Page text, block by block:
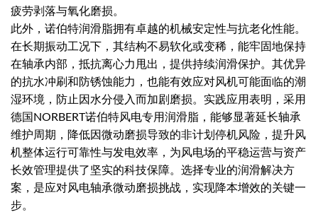
疲劳剥落与氧化磨损。
此外，诺伯特润滑脂拥有卓越的机械安定性与抗老化性能。
在长期振动工况下，其结构不易软化或变稀，能牢固地保持
在轴承内部，抵抗离心力甩出，提供持续润滑保护。其优异
的抗水冲刷和防锈蚀能力，也能有效应对风机可能面临的潮
湿环境，防止因水分侵入而加剧磨损。实践应用表明，采用
德国NORBERT诺伯特风电专用润滑脂，能够显著延长轴承
维护周期，降低因微动磨损导致的非计划停机风险，提升风
机整体运行可靠性与发电效率，为风电场的平稳运营与资产
长效管理提供了坚实的科技保障。选择专业的润滑解决方
案，是应对风电轴承微动磨损挑战，实现降本增效的关键一
步。